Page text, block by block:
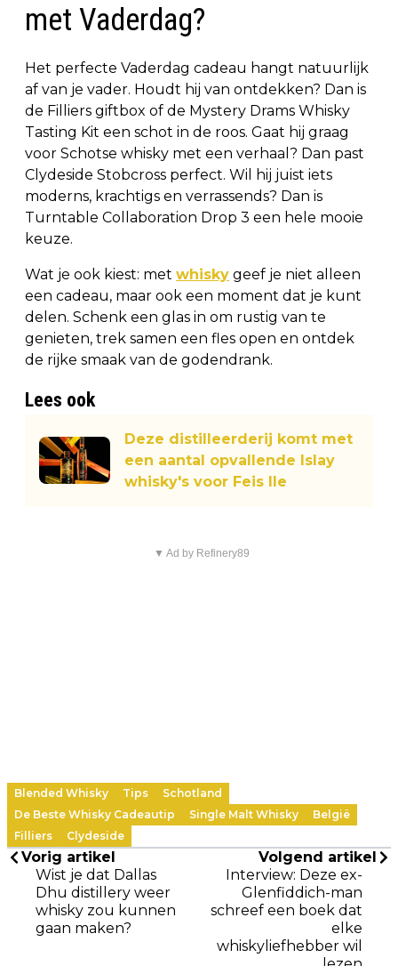
met Vaderdag?
Het perfecte Vaderdag cadeau hangt natuurlijk
af van je vader. Houdt hij van ontdekken? Dan is
de Filliers giftbox of de Mystery Drams Whisky
Tasting Kit een schot in de roos. Gaat hij graag
voor Schotse whisky met een verhaal? Dan past
Clydeside Stobcross perfect. Wil hij juist iets
moderns, krachtigs en verrassends? Dan is
Turntable Collaboration Drop 3 een hele mooie
keuze.
Wat je ook kiest: met whisky geef je niet alleen
een cadeau, maar ook een moment dat je kunt
delen. Schenk een glas in om rustig van te
genieten, trek samen een fles open en ontdek
de rijke smaak van de godendrank.
Lees ook
Deze distilleerderij komt met
een aantal opvallende Islay
whisky's voor Feis Ile
▼ Ad by Refinery89
Blended Whisky Tips
Schotland
De Beste Whisky Cadeautip
Single Malt Whisky
België
Filliers
Clydeside
Vorig artikel
Wist je dat Dallas
Dhu distillery weer
whisky zou kunnen
gaan maken?
Volgend artikel
Interview: Deze ex-
Glenfiddich-man
schreef een boek dat
elke
whiskyliefhebber wil